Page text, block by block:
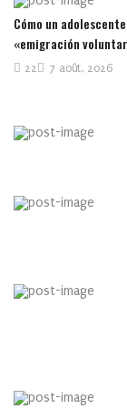
Cómo un
«emigración
7 août, 2026
22